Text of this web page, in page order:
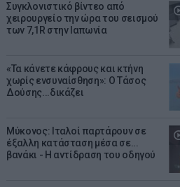
Συγκλονιστικό βίντεο από
χειρουργείο την ώρα του σεισμού
των 7,1R στην Ιαπωνία
«Τα κάνετε κάφρους και κτήνη
χωρίς ενσυναίσθηση»: Ο Τάσος
Δούσης...δικάζει
Μύκονος: Ιταλοί παρτάρουν σε
έξαλλη κατάσταση μέσα σε...
βανάκι - Η αντίδραση του οδηγού